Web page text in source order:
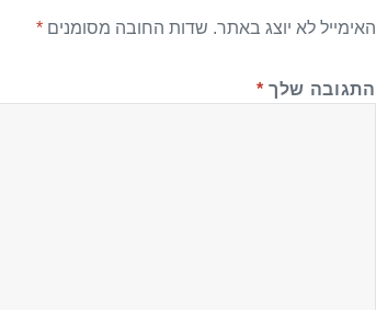
האימייל לא יוצג באתר. שדות החובה מסומנים*
התגובה שלך *